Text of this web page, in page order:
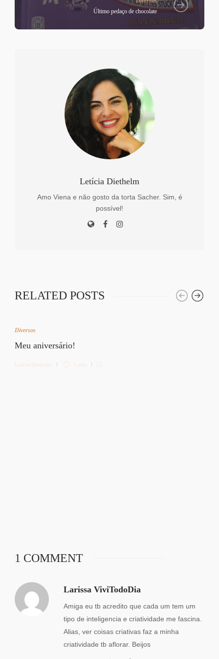
Último pedaço de chocolate
Letícia Diethelm
Amo Viena e não gosto da torta Sacher. Sim, é
possível!
RELATED POSTS
Diversos
Meu aniversário!
Letícia Diethelm 1 min
1 COMMENT
Larissa ViviTodoDia
Amiga eu tb acredito que cada um tem um
tipo de inteligencia e criatividade me fascina.
Alias, ver coisas criativas faz a minha
criatividade tb aflorar. Beijos